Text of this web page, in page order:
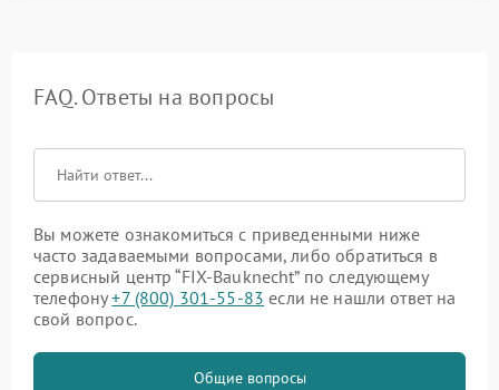
FAQ. Ответы на вопросы
Вы можете ознакомиться с приведенными ниже
часто задаваемыми вопросами, либо обратиться в
сервисный центр “FIX-Bauknecht” по следующему
телефону+7 (800) 301-55-83 если не нашли ответ на
свой вопрос.
Общие вопросы